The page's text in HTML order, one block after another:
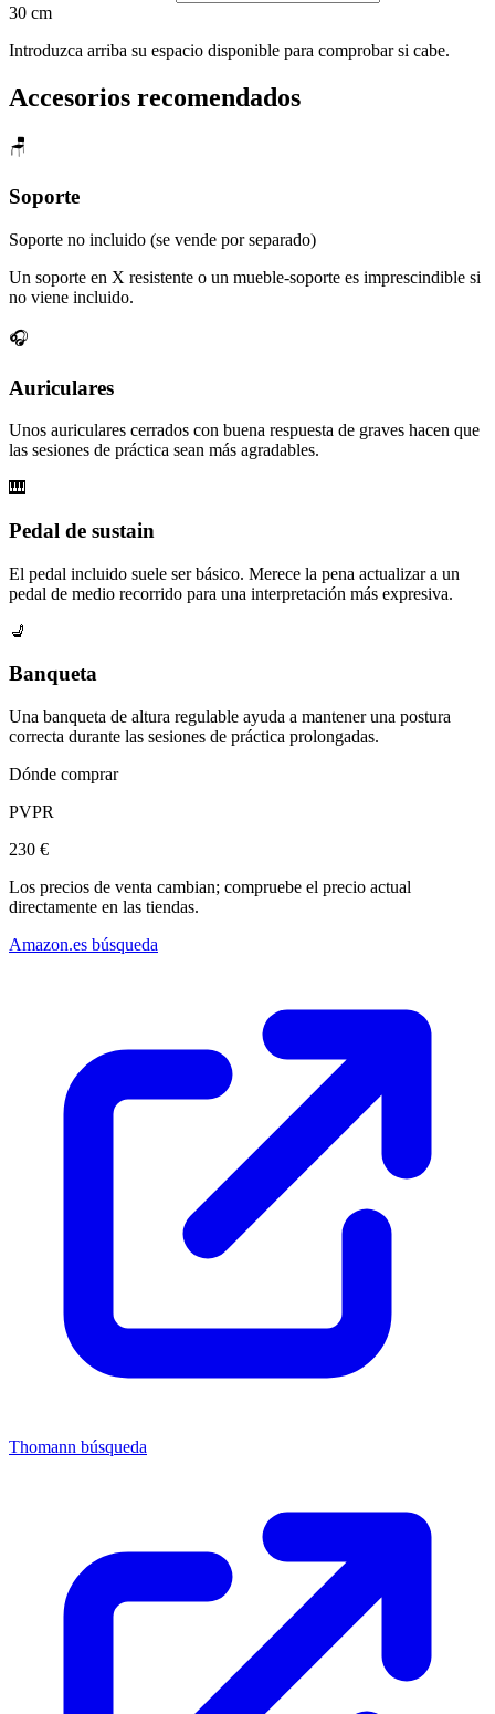
30 cm
Introduzca arriba su espacio disponible para comprobar si cabe.
Accesorios recomendados
🪑
Soporte
Soporte no incluido (se vende por separado)
Un soporte en X resistente o un mueble-soporte es imprescindible si
no viene incluido.
🎧
Auriculares
Unos auriculares cerrados con buena respuesta de graves hacen que
las sesiones de práctica sean más agradables.
🎹
Pedal de sustain
El pedal incluido suele ser básico. Merece la pena actualizar a un
pedal de medio recorrido para una interpretación más expresiva.
💺
Banqueta
Una banqueta de altura regulable ayuda a mantener una postura
correcta durante las sesiones de práctica prolongadas.
Dónde comprar
PVPR
230 €
Los precios de venta cambian; compruebe el precio actual
directamente en las tiendas.
Amazon.es búsqueda
Thomann búsqueda